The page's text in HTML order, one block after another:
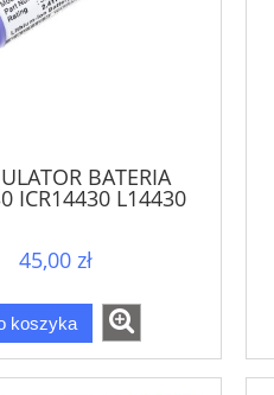
BATERIA
ICR14430 L14430
45,00 zł
koszyka